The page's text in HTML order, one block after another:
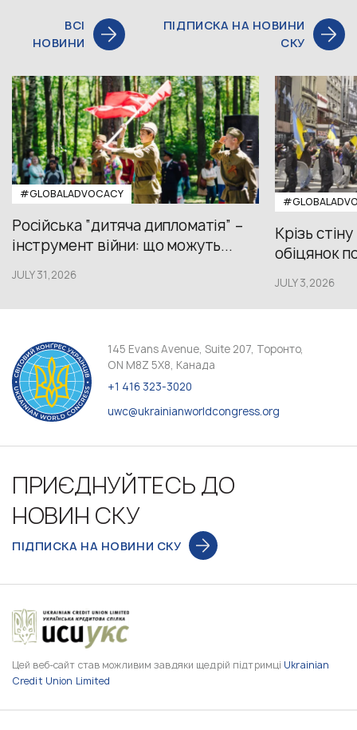
ВСІ
НОВИНИ
ПІДПИСКА НА НОВИНИ
СКУ
#GLOBALADVOCACY
Російська “дитяча дипломатія” –
інструмент війни: що можуть...
JULY 31,2026
Крізь
обіцянок
JULY 3,2026
145 Evans Avenue, Suite 207, Торонто,
ON M8Z 5X8, Канада
+1 416 323-3020
uwc@ukrainianworldcongress.org
ПРИЄДНУЙТЕСЬ ДО
НОВИН СКУ
ПІДПИСКА НА НОВИНИ СКУ
Цей веб-сайт став можливим завдяки щедрій підтримці Ukrainian
Credit Union Limited